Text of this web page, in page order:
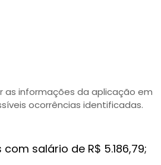
as informações da aplicação em
ocorrências identificadas.
salário de R$ 5.186,79;